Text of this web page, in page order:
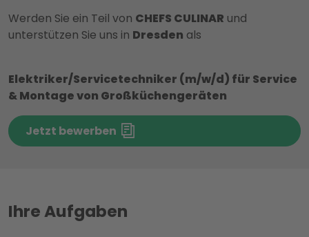
Werden Sie ein Teil von CHEFS CULINAR und
unterstützen Sie uns in Dresden als
Elektriker/Servicetechniker (m/w/d) für Service
& Montage von Großküchengeräten
Jetzt bewerben
Ihre Aufgaben